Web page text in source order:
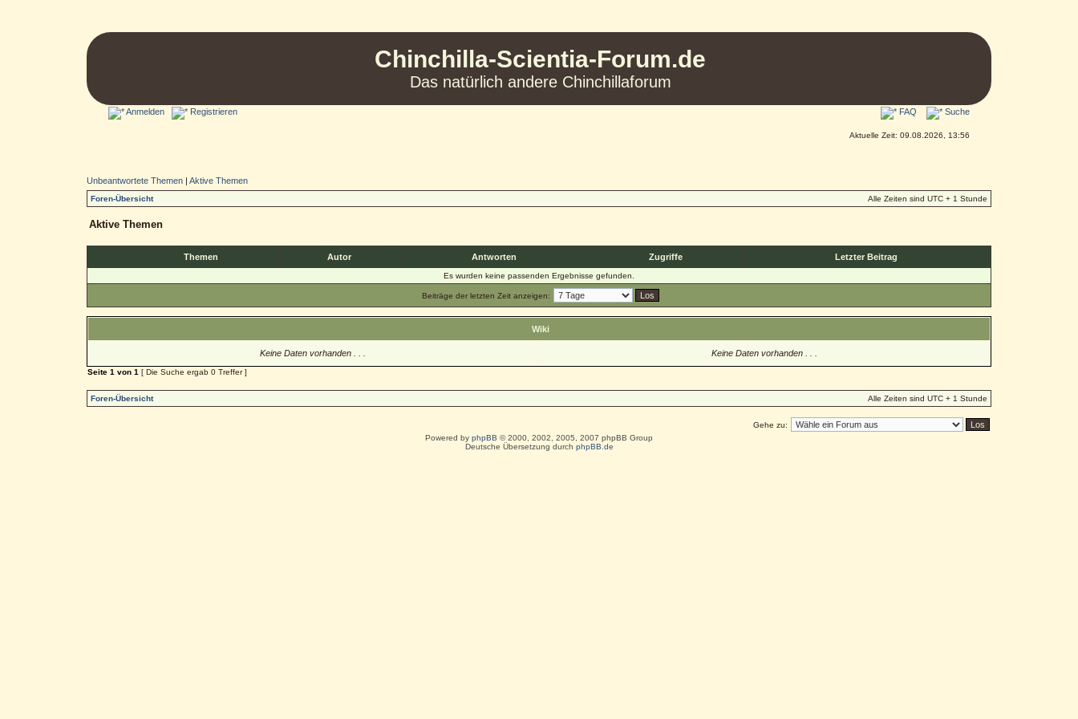
Chinchilla-Scientia-Forum.de
Das natürlich andere Chinchillaforum
Anmelden Registrieren FAQ Suche
Aktuelle Zeit: 09.08.2026, 13:56
Unbeantwortete Themen| Aktive Themen
Foren-Übersicht Alle Zeiten sind UTC + 1 Stunde
Aktive Themen
Themen Autor Antworten Zugriffe Letzter Beitrag
Es wurden keine passenden Ergebnisse gefunden.
Beiträge der letzten Zeit anzeigen:
Wiki
Keine Daten vorhanden . . . Keine Daten vorhanden . . .
Seite 1 von 1 [ Die Suche ergab 0 Treffer ]
Foren-Übersicht Alle Zeiten sind UTC + 1 Stunde
Gehe zu:
Powered by phpBB © 2000, 2002, 2005, 2007 phpBB Group
Deutsche Übersetzung durch phpBB.de